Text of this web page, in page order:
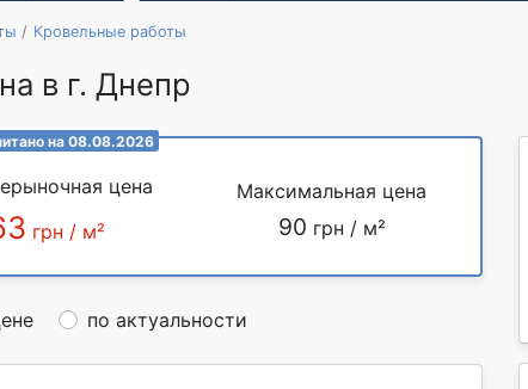
Кровельные работы
в г. Днепр
на 08.08.2026
цена
грн / м²
Максимальная цена
90 грн / м²
по актуальности